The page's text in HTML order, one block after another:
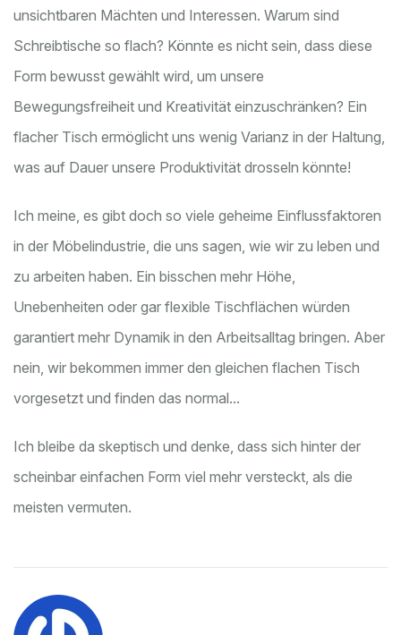
unsichtbaren Mächten und Interessen. Warum sind
Schreibtische so flach? Könnte es nicht sein, dass diese
Form bewusst gewählt wird, um unsere
Bewegungsfreiheit und Kreativität einzuschränken? Ein
flacher Tisch ermöglicht uns wenig Varianz in der Haltung,
was auf Dauer unsere Produktivität drosseln könnte!
Ich meine, es gibt doch so viele geheime Einflussfaktoren
in der Möbelindustrie, die uns sagen, wie wir zu leben und
zu arbeiten haben. Ein bisschen mehr Höhe,
Unebenheiten oder gar flexible Tischflächen würden
garantiert mehr Dynamik in den Arbeitsalltag bringen. Aber
nein, wir bekommen immer den gleichen flachen Tisch
vorgesetzt und finden das normal...
Ich bleibe da skeptisch und denke, dass sich hinter der
scheinbar einfachen Form viel mehr versteckt, als die
meisten vermuten.